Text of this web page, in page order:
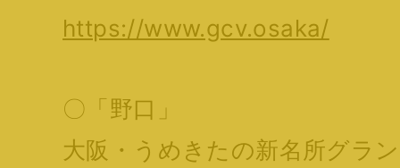
https://www.gcv.osaka/
〇「野口」
大阪・うめきたの新名所グラ